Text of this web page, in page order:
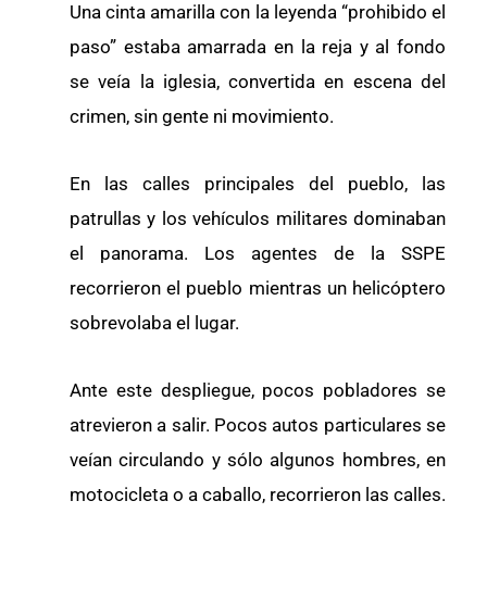
Una cinta amarilla con la leyenda “prohibido el
paso” estaba amarrada en la reja y al fondo
se veía la iglesia, convertida en escena del
crimen, sin gente ni movimiento.
En las calles principales del pueblo, las
patrullas y los vehículos militares dominaban
el panorama. Los agentes de la SSPE
recorrieron el pueblo mientras un helicóptero
sobrevolaba el lugar.
Ante este despliegue, pocos pobladores se
atrevieron a salir. Pocos autos particulares se
veían circulando y sólo algunos hombres, en
motocicleta o a caballo, recorrieron las calles.